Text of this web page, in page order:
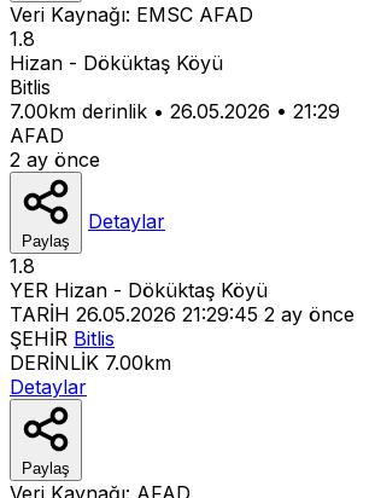
Veri Kaynağı: EMSC AFAD
1.8
Hizan - Döküktaş Köyü
Bitlis
7.00km derinlik • 26.05.2026 • 21:29
AFAD
2 ay önce
Paylaş
Detaylar
1.8
YER Hizan - Döküktaş Köyü
TARİH 26.05.2026 21:29:45 2 ay önce
ŞEHİR Bitlis
DERİNLİK 7.00km
Detaylar
Paylaş
Veri Kaynağı: AFAD